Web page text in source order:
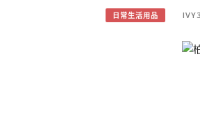
日常生活用品